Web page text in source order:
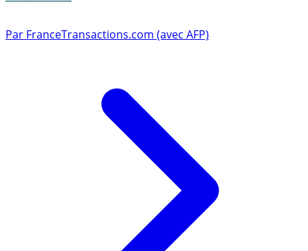
Par FranceTransactions.com (avec AFP)